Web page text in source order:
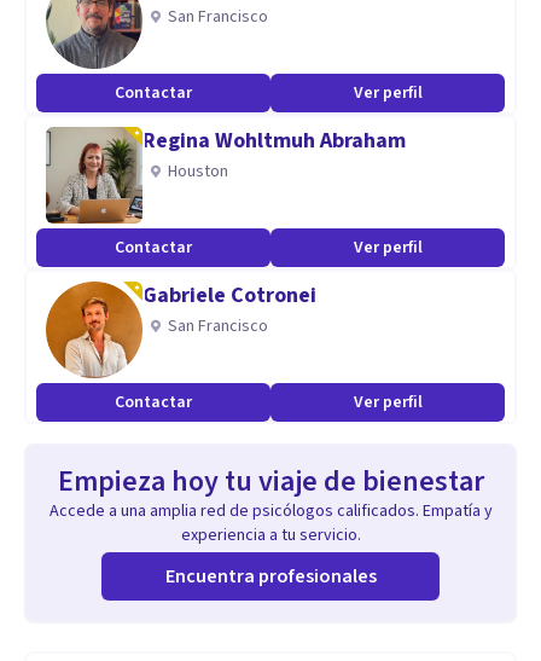
San Francisco
Contactar Ver perfil
Regina Wohltmuh Abraham
Houston
Contactar Ver perfil
Gabriele Cotronei
San Francisco
Contactar Ver perfil
Empieza hoy tu viaje de bienestar
Accede a una amplia red de psicólogos calificados. Empatía y
experiencia a tu servicio.
Encuentra profesionales